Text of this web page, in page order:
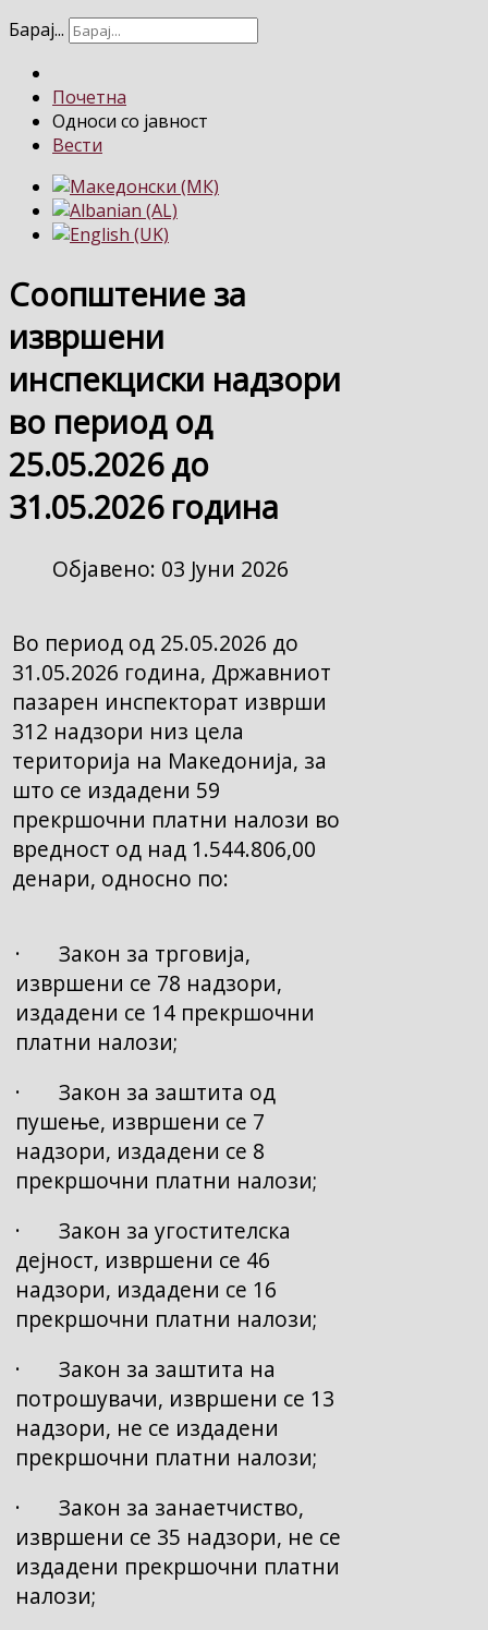
Барај...
Почетна
Односи со јавност
Вести
Соопштение за
извршени
инспекциски надзори
во период од
25.05.2026 до
31.05.2026 година
Објавено: 03 Јуни 2026
Во период од 25.05.2026 до
31.05.2026 година, Државниот
пазарен инспекторат изврши
312 надзори низ цела
територија на Македонија, за
што се издадени 59
прекршочни платни налози во
вредност од над 1.544.806,00
денари, односно по:
· Закон за трговија,
извршени се 78 надзори,
издадени се 14 прекршочни
платни налози;
· Закон за заштита од
пушење, извршени се 7
надзори, издадени се 8
прекршочни платни налози;
· Закон за угостителска
дејност, извршени се 46
надзори, издадени се 16
прекршочни платни налози;
· Закон за заштита на
потрошувачи, извршени се 13
надзори, не се издадени
прекршочни платни налози;
· Закон за занаетчиство,
извршени се 35 надзори, не се
издадени прекршочни платни
налози;